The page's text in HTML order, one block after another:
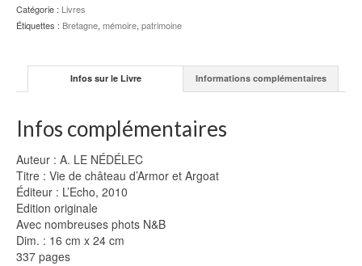
Catégorie : Livres
Étiquettes : Bretagne, mémoire, patrimoine
Infos sur le Livre Informations complémentaires
Infos complémentaires
Auteur : A. LE NÉDÉLEC
Titre : Vie de château d’Armor et Argoat
Éditeur : L’Echo, 2010
Edition originale
Avec nombreuses phots N&B
Dim. : 16 cm x 24 cm
337 pages